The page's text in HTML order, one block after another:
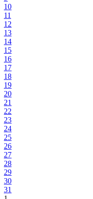
10
11
12
13
14
15
16
17
18
19
20
21
22
23
24
25
26
27
28
29
30
31